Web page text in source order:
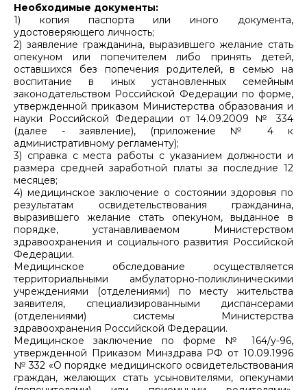
Необходимые документы:
1) копия паспорта или иного документа,
удостоверяющего личность;
2) заявление гражданина, выразившего желание стать
опекуном или попечителем либо принять детей,
оставшихся без попечения родителей, в семью на
воспитание в иных установленных семейным
законодательством Российской Федерации по форме,
утвержденной приказом Министерства образования и
науки Российской Федерации от 14.09.2009 № 334
(далее - заявление), (приложение № 4 к
административному регламенту);
3) справка с места работы с указанием должности и
размера средней заработной платы за последние 12
месяцев;
4) медицинское заключение о состоянии здоровья по
результатам освидетельствования гражданина,
выразившего желание стать опекуном, выданное в
порядке, устанавливаемом Министерством
здравоохранения и социального развития Российской
Федерации.
Медицинское обследование осуществляется
территориальными амбулаторно-поликлиническими
учреждениями (отделениями) по месту жительства
заявителя, специализированными диспансерами
(отделениями) системы Министерства
здравоохранения Российской Федерации.
Медицинское заключение по форме № 164/у-96,
утвержденной Приказом Минздрава РФ от 10.09.1996
№ 332 «О порядке медицинского освидетельствования
граждан, желающих стать усыновителями, опекунами